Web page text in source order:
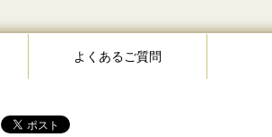
よくあるご質問